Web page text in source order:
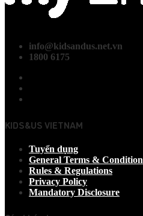
info@kidsandus.net.vn
1800 6175
KIDS&US VIETNAM
Tuyển dụng
General Terms & Condition
Rules & Regulations
Privacy Policy
Mandatory Disclosure